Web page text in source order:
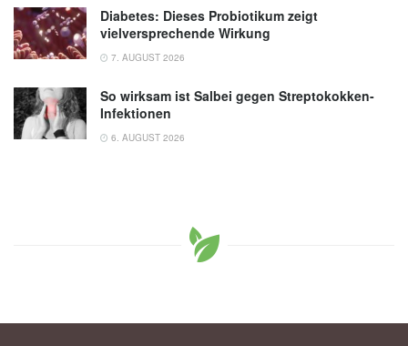
Diabetes: Dieses Probiotikum zeigt
vielversprechende Wirkung
7. AUGUST 2026
So wirksam ist Salbei gegen Streptokokken-
Infektionen
6. AUGUST 2026